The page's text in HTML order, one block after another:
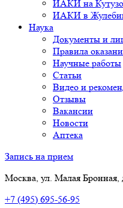
ИАКИ на
ИАКИ в
Наука
Документы и
Правила
Научные работы
Статьи
Видео и
Отзывы
Вакансии
Новости
Аптека
Запись на прием
Москва, ул. Малая Бронная,
+7 (495) 695-56-95